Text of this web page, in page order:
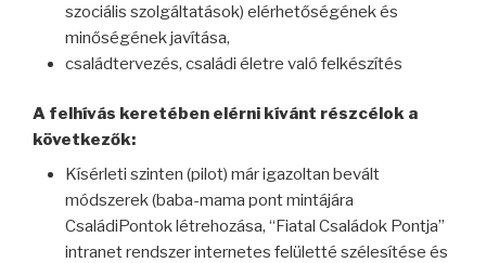
szociális szolgáltatások) elérhetőségének és
minőségének javítása,
családtervezés, családi életre való felkészítés
A felhívás keretében elérni kívánt részcélok a
következők:
Kísérleti szinten (pilot) már igazoltan bevált
módszerek (baba-mama pont mintájára
CsaládiPontok létrehozása, “Fiatal Családok Pontja”
intranet rendszer internetes felületté szélesítése és